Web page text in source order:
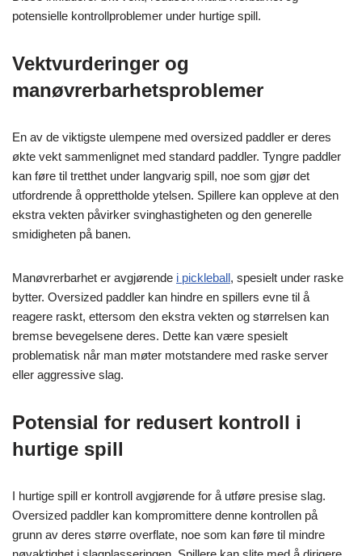
potensielle kontrollproblemer under hurtige spill.
Vektvurderinger og
manøvrerbarhetsproblemer
En av de viktigste ulempene med oversized paddler er deres
økte vekt sammenlignet med standard paddler. Tyngre paddler
kan føre til tretthet under langvarig spill, noe som gjør det
utfordrende å opprettholde ytelsen. Spillere kan oppleve at den
ekstra vekten påvirker svinghastigheten og den generelle
smidigheten på banen.
Manøvrerbarhet er avgjørende i pickleball, spesielt under raske
bytter. Oversized paddler kan hindre en spillers evne til å
reagere raskt, ettersom den ekstra vekten og størrelsen kan
bremse bevegelsene deres. Dette kan være spesielt
problematisk når man møter motstandere med raske server
eller aggressive slag.
Potensial for redusert kontroll i
hurtige spill
I hurtige spill er kontroll avgjørende for å utføre presise slag.
Oversized paddler kan kompromittere denne kontrollen på
grunn av deres større overflate, noe som kan føre til mindre